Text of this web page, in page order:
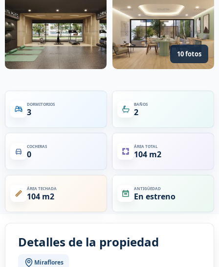
10 fotos
DORMITORIOS
3
BAÑOS
2
COCHERAS
0
ÁREA TOTAL
104 m2
ÁREA TECHADA
104 m2
ANTIGÜEDAD
En estreno
Detalles de la propiedad
Miraflores